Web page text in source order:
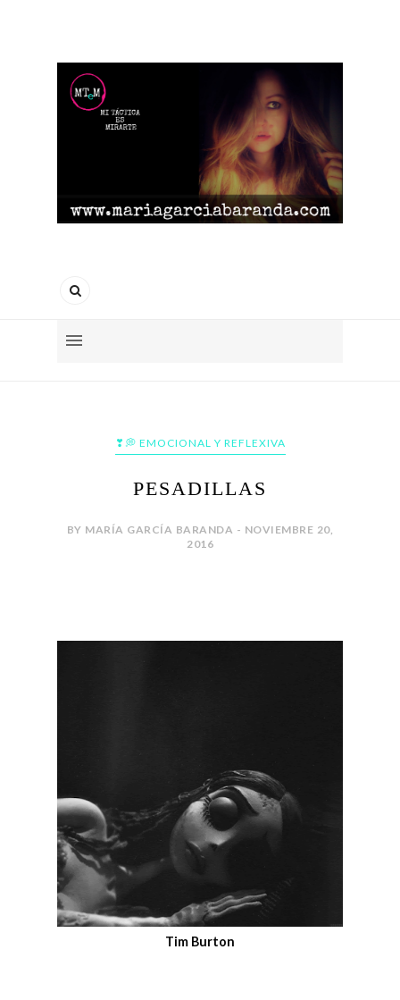
❣💭 EMOCIONAL Y REFLEXIVA
PESADILLAS
BY MARÍA GARCÍA BARANDA - NOVIEMBRE 20,
2016
Tim Burton